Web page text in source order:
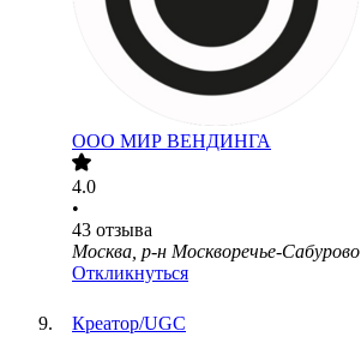
ООО МИР ВЕНДИНГА
4.0
•
43 отзыва
Москва, р-н Москворечье-Сабурово
Откликнуться
Креатор/UGC